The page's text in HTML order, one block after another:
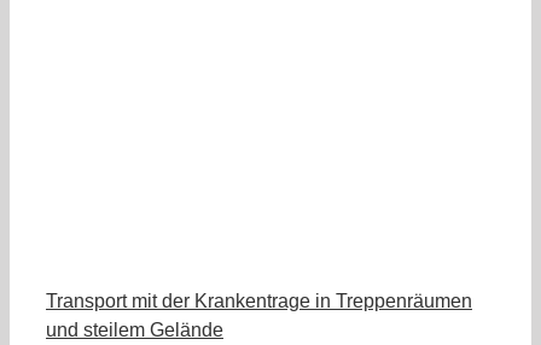
Transport mit der Krankentrage in Treppenräumen
und steilem Gelände